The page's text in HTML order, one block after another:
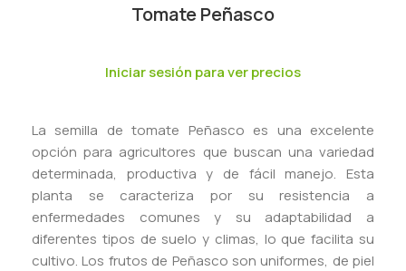
Tomate Peñasco
Iniciar sesión para ver precios
La semilla de tomate Peñasco es una excelente
opción para agricultores que buscan una variedad
determinada, productiva y de fácil manejo. Esta
planta se caracteriza por su resistencia a
enfermedades comunes y su adaptabilidad a
diferentes tipos de suelo y climas, lo que facilita su
cultivo. Los frutos de Peñasco son uniformes, de piel